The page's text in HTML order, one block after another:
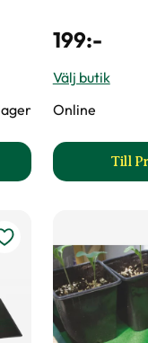
Rootmaster
199:-
Välj butik
Online
Till